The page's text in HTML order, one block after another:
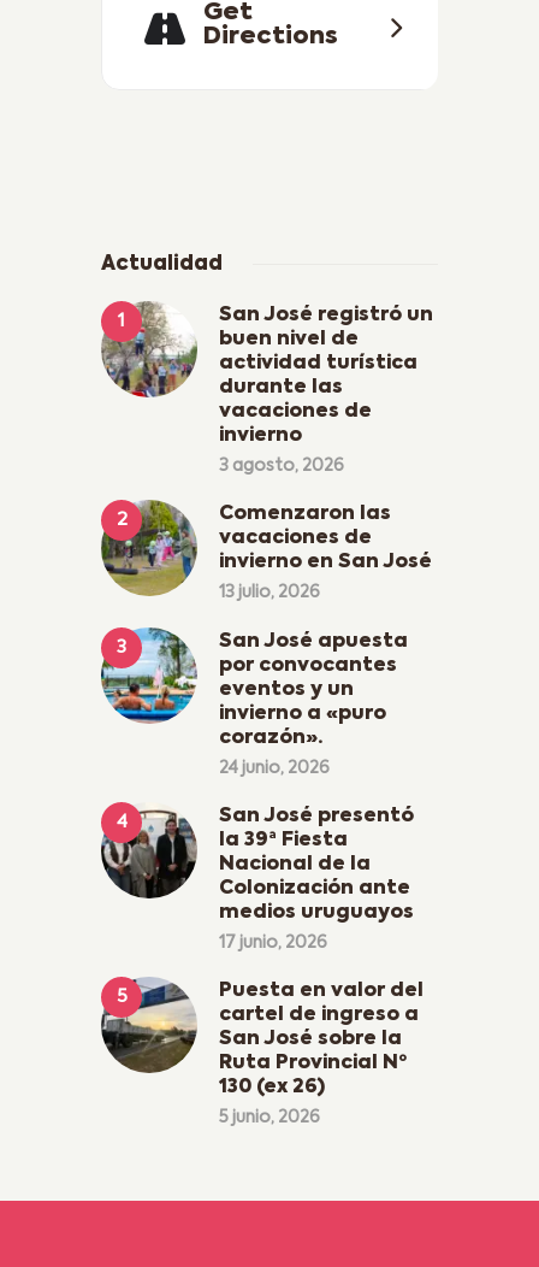
Get
Directions
Actualidad
San José registró un
buen nivel de
actividad turística
durante las
vacaciones de
invierno
3 agosto, 2026
Comenzaron las
vacaciones de
invierno en San José
13 julio, 2026
San José apuesta
por convocantes
eventos y un
invierno a «puro
corazón».
24 junio, 2026
San José presentó
la 39ª Fiesta
Nacional de la
Colonización ante
medios uruguayos
17 junio, 2026
Puesta en valor del
cartel de ingreso a
San José sobre la
Ruta Provincial Nº
130 (ex 26)
5 junio, 2026